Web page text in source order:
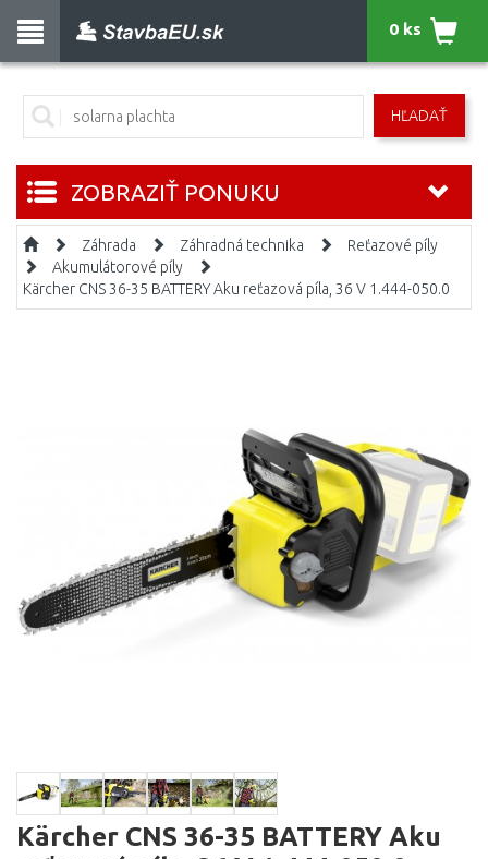
HĽADAŤ
0 ks
ZOBRAZIŤ PONUKU
Záhrada Záhradná technika
Reťazové píly
Akumulátorové píly
Kärcher CNS 36-35 BATTERY Aku reťazová píla, 36 V 1.444-050.0
Kärcher CNS 36-35 BATTERY Aku